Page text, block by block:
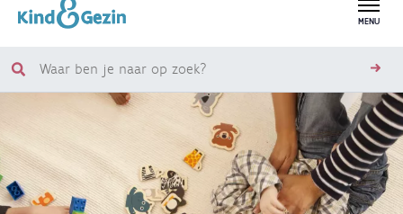
inhoud
MENU
Waar
naar
op
zoek?